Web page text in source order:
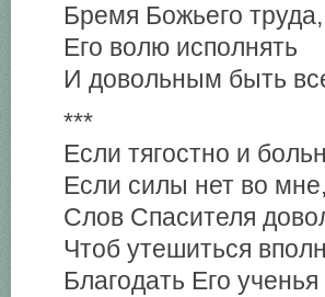
Бремя Божьего труда,
Его волю исполнять
И довольным быть
***
Если тягостно и
Если силы нет во мне,
Слов Спасителя
Чтоб утешиться
Благодать Его ученья